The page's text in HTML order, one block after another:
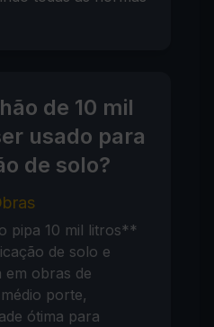
de 10 mil
usado para
de solo?
pipa 10 mil litros**
de solo e
em obras de
porte,
ótima para